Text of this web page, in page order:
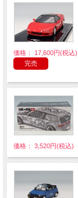
価格： 17,600円(税込)
完売
価格： 3,520円(税込)